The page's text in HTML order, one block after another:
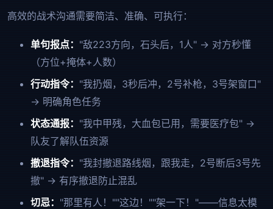
高效的战术沟通需要简洁、准确、可执行：
单句报点： "敌223方向，石头后，1人" → 对方秒懂
（方位+掩体+人数）
行动指令： "我扔烟，3秒后冲，2号补枪，3号架窗口"
→ 明确角色任务
状态通报： "我中甲残，大血包已用，需要医疗包" →
队友了解队伍资源
撤退指令： "我封撤退路线烟，跟我走，2号断后3号先
撤" → 有序撤退防止混乱
切忌： "那里有人！""这边！""架一下！"——信息太模